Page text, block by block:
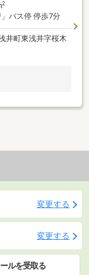
2
バス停 停歩7分
井町東浅井字桜木
変更する
変更する
ルを受取る